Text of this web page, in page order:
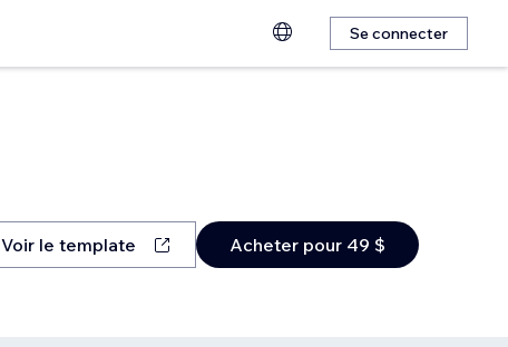
Se connecter
Voir le template Acheter pour 49 $